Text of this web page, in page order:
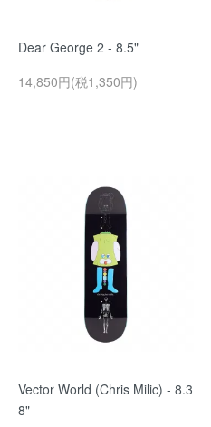
Dear George 2 - 8.5"
14,850円(税1,350円)
Vector World (Chris Milic) - 8.3
8"